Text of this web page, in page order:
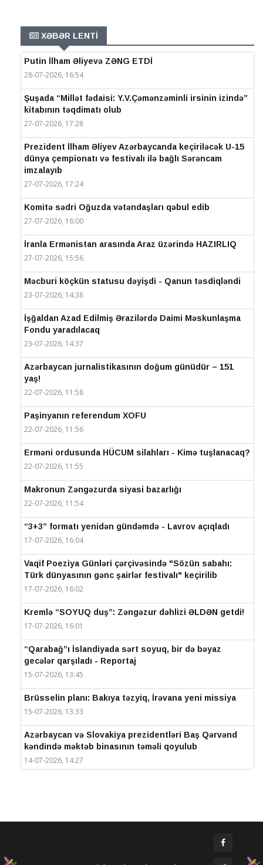
XƏBƏR LENTİ
Putin İlham Əliyevə ZƏNG ETDİ
28-07-2026, 16:54
Şuşada “Millət fədaisi: Y.V.Çəmənzəminli irsinin izində”
kitabının təqdimatı olub
27-07-2026, 17:28
Prezident İlham Əliyev Azərbaycanda keçiriləcək U-15
dünya çempionatı və festivalı ilə bağlı Sərəncam
imzalayıb
27-07-2026, 17:24
Komitə sədri Oğuzda vətəndaşları qəbul edib
27-07-2026, 16:00
İranla Ermənistan arasında Araz üzərində HAZIRLIQ
27-07-2026, 15:56
Məcburi köçkün statusu dəyişdi - Qanun təsdiqləndi
23-07-2026, 14:38
İşğaldan Azad Edilmiş Ərazilərdə Daimi Məskunlaşma
Fondu yaradılacaq
23-07-2026, 14:37
Azərbaycan jurnalistikasının doğum günüdür – 151
yaş!
22-07-2026, 11:58
Paşinyanın referendum XOFU
22-07-2026, 11:56
Erməni ordusunda HÜCUM silahları - Kimə tuşlanacaq?
22-07-2026, 11:55
Makronun Zəngəzurda siyasi bazarlığı
22-07-2026, 11:54
“3+3” formatı yenidən gündəmdə - Lavrov açıqladı
17-07-2026, 16:04
Vaqif Poeziya Günləri çərçivəsində "Sözün sabahı:
Türk dünyasının gənc şairlər festivalı" keçirilib
17-07-2026, 16:02
Kremlə “SOYUQ duş”: Zəngəzur dəhlizi ƏLDƏN getdi!
17-07-2026, 16:01
“Qarabağ”ı İslandiyada sərt soyuq, bir də bəyaz
gecələr qarşıladı - Reportaj
15-07-2026, 13:45
Brüsselin planı: Bakıya təzyiq, İrəvana yeni missiya
15-07-2026, 13:33
Azərbaycan və Slovakiya prezidentləri Baş Qərvənd
kəndində məktəb binasının təməli qoyulub
14-07-2026, 14:27
Prezidentlər Şuşada mətbuata bəyanatlarla çıxış